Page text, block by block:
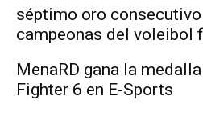
séptimo oro
campeonas del voleibol
MenaRD gana la
Fighter 6 en E-Sports